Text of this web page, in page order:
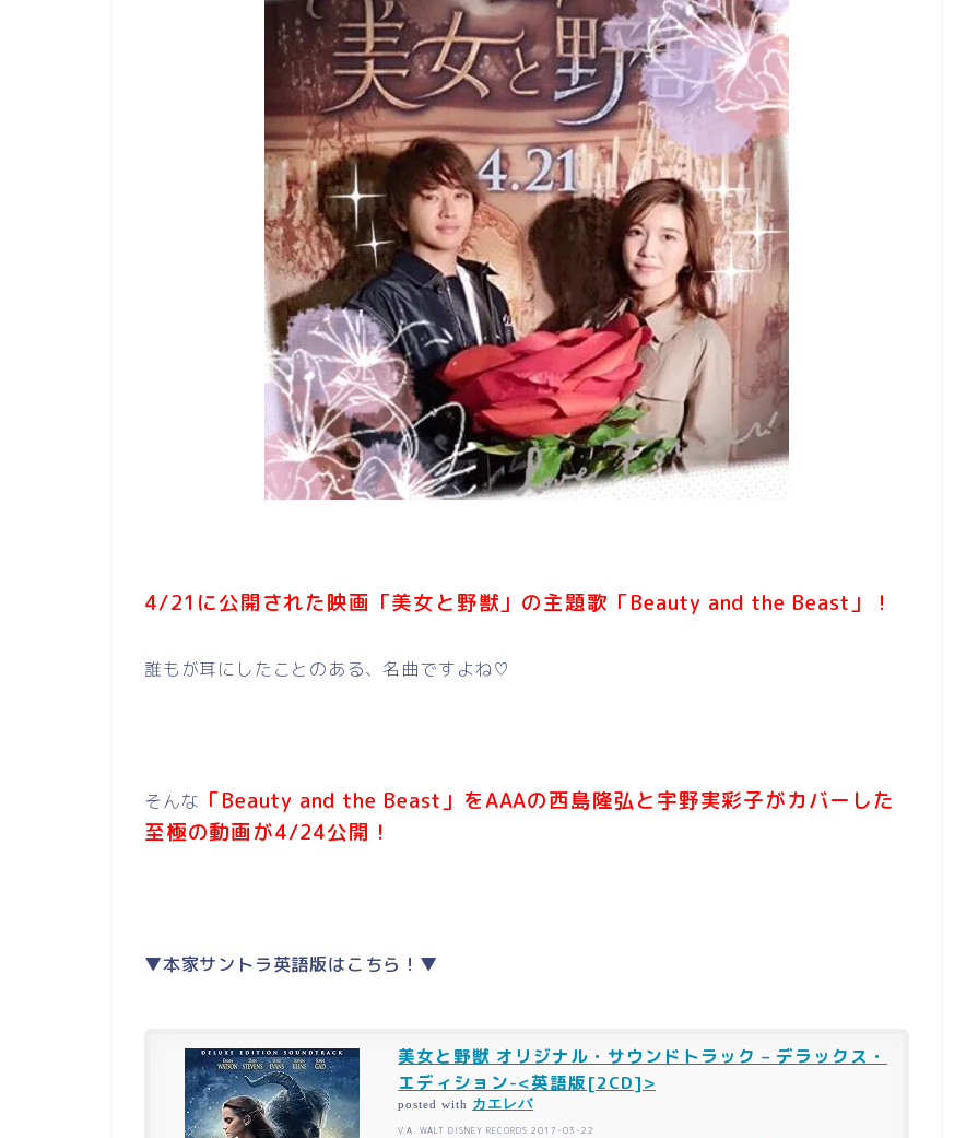
4/21に公開された映画「美女と野獣」の主題歌「Beauty and the Beast」！
誰もが耳にしたことのある、名曲ですよね♡
そんな 「Beauty and the Beast」をAAAの西島隆弘と宇野実彩子がカバーした
至極の動画が4/24公開！
▼本家サントラ英語版はこちら！▼
美女と野獣 オリジナル・サウンドトラック – デラックス・
エディション-<英語版[2CD]>
posted with カエレバ
V.A. WALT DISNEY RECORDS 2017-03-22